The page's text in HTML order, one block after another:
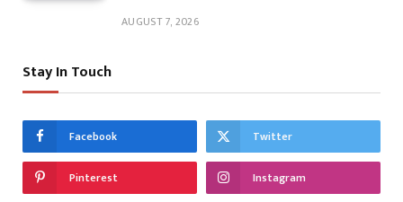
AUGUST 7, 2026
Stay In Touch
Facebook Twitter
Pinterest Instagram